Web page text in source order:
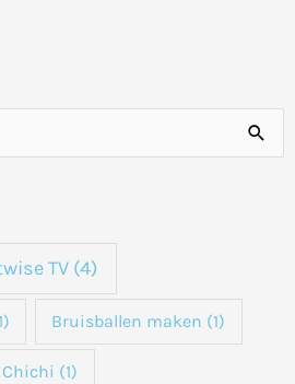
TV (4)
Bruisballen maken (1)
Chichi (1)